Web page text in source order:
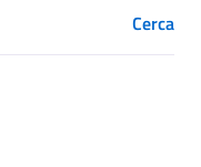
Cerca